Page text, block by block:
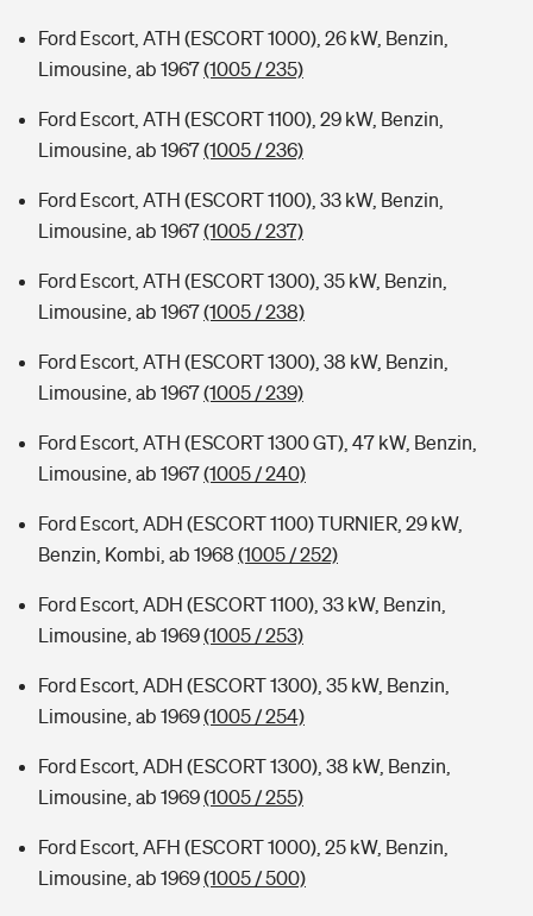
Ford Escort, ATH (ESCORT 1000), 26 kW, Benzin,
Limousine, ab 1967(1005 / 235)
Ford Escort, ATH (ESCORT 1100), 29 kW, Benzin,
Limousine, ab 1967(1005 / 236)
Ford Escort, ATH (ESCORT 1100), 33 kW, Benzin,
Limousine, ab 1967(1005 / 237)
Ford Escort, ATH (ESCORT 1300), 35 kW, Benzin,
Limousine, ab 1967(1005 / 238)
Ford Escort, ATH (ESCORT 1300), 38 kW, Benzin,
Limousine, ab 1967(1005 / 239)
Ford Escort, ATH (ESCORT 1300 GT), 47 kW, Benzin,
Limousine, ab 1967(1005 / 240)
Ford Escort, ADH (ESCORT 1100) TURNIER, 29 kW,
Benzin, Kombi, ab 1968 (1005 / 252)
Ford Escort, ADH (ESCORT 1100), 33 kW, Benzin,
Limousine, ab 1969(1005 / 253)
Ford Escort, ADH (ESCORT 1300), 35 kW, Benzin,
Limousine, ab 1969(1005 / 254)
Ford Escort, ADH (ESCORT 1300), 38 kW, Benzin,
Limousine, ab 1969(1005 / 255)
Ford Escort, AFH (ESCORT 1000), 25 kW, Benzin,
Limousine, ab 1969(1005 / 500)